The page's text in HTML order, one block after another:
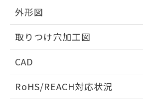
外形図
取りつけ穴加工図
CAD
ドすることができます。
RoHS/REACH対応状況
欄に対応日を記載しておりまし
既に当社にて対応品への在庫
していることから、特段のこ
り、2022年1月12日より割愛し
す。